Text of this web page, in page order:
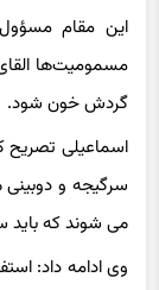
این مقام
مسمومیت‌ها
گردش خون شود.
اسماعیلی
سرگیجه و
می شوند که باید
وی ادامه داد: